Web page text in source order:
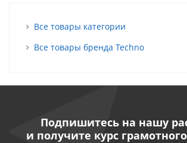
Все товары категории
Все товары бренда Techno
Подпишитесь на нашу
и получите курс